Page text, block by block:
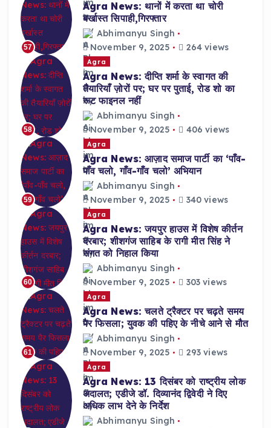
57
Agra News: थानों में करता था चोरी
बर्खास्त सिपाही,गिरफ्तार
Abhimanyu Singh
November 9, 2025
264 views
58
Agra
Agra News: दीप्ति शर्मा के स्वागत की
तैयारियाँ ज़ोरों पर; घर पर पुताई, रोड शो का
रूट फाइनल नहीं
Abhimanyu Singh
November 9, 2025
406 views
59
Agra
Agra News: आज़ाद समाज पार्टी का ‘पाँव-
पाँव चलो, गाँव-गाँव चलो’ अभियान
Abhimanyu Singh
November 9, 2025
340 views
60
Agra
Agra News: जयपुर हाउस में विशेष कीर्तन
दरबार; शीशगंज साहिब के रागी मीत सिंह ने
संगत को निहाल किया
Abhimanyu Singh
November 9, 2025
303 views
61
Agra
Agra News: चलते ट्रैक्टर पर चढ़ते समय
पैर फिसला; युवक की पहिए के नीचे आने से मौत
Abhimanyu Singh
November 9, 2025
293 views
Agra
Agra News: 13 दिसंबर को राष्ट्रीय लोक
अदालत; एडीजे डॉ. दिव्यानंद द्विवेदी ने दिए
अधिक लाभ देने के निर्देश
Abhimanyu Singh